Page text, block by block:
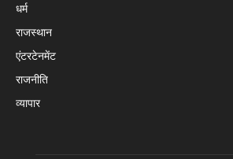
धर्म
राजस्थान
एंटरटेनमेंट
राजनीति
व्यापार